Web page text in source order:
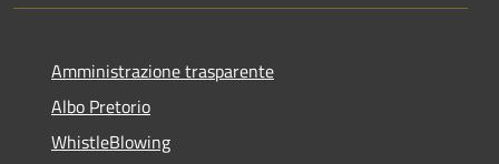
Amministrazione trasparente
Albo Pretorio
WhistleBlowing